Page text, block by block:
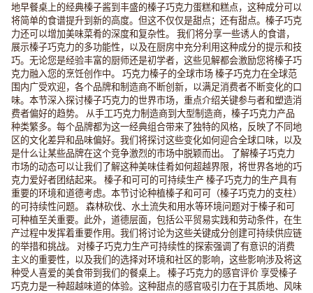
地早餐桌上的经典榛子酱到丰盛的榛子巧克力蛋糕和糕点，这种成分可以
将简单的食谱提升到新的高度。但这不仅仅是甜点；还有甜点。榛子巧克
力还可以增加美味菜肴的深度和复杂性。 我们将分享一些诱人的食谱，
展示榛子巧克力的多功能性，以及在厨房中充分利用这种成分的提示和技
巧。无论您是经验丰富的厨师还是初学者，这些见解都会激励您将榛子巧
克力融入您的烹饪创作中。 巧克力榛子的全球市场 榛子巧克力在全球范
围内广受欢迎，各个品牌和制造商不断创新，以满足消费者不断变化的口
味。本节深入探讨榛子巧克力的世界市场，重点介绍关键参与者和塑造消
费者偏好的趋势。 从手工巧克力制造商到大型制造商，榛子巧克力产品
种类繁多。每个品牌都为这一经典组合带来了独特的风格，反映了不同地
区的文化差异和品味偏好。我们将探讨这些变化如何迎合全球口味，以及
是什么让某些品牌在这个竞争激烈的市场中脱颖而出。 了解榛子巧克力
市场的动态可以让我们了解这种美味佳肴如何超越界限，将世界各地的巧
克力爱好者团结起来。 榛子和可可的可持续生产 榛子巧克力的生产具有
重要的环境和道德考虑。本节讨论种植榛子和可可（榛子巧克力的支柱）
的可持续性问题。 森林砍伐、水土流失和用水等环境问题对于榛子和可
可种植至关重要。此外，道德层面，包括公平贸易实践和劳动条件，在生
产过程中发挥着重要作用。我们将讨论为这些关键成分创建可持续供应链
的举措和挑战。 对榛子巧克力生产可持续性的探索强调了有意识的消费
主义的重要性，以及我们的选择对环境和社区的影响，这些影响涉及将这
种受人喜爱的美食带到我们的餐桌上。 榛子巧克力的感官评价 享受榛子
巧克力是一种超越味道的体验。这种甜点的感官吸引力在于其质地、风味